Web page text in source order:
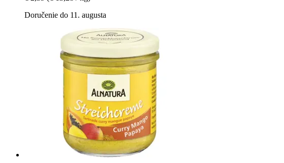
Doručenie do 11. augusta